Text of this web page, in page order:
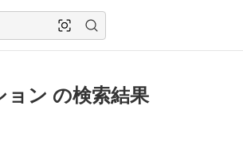
ョン の検索結果